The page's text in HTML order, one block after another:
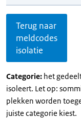
Terug naar
meldcodes
isolatie
Categorie: het
isoleert. Let op:
plekken worden
juiste categorie kiest.